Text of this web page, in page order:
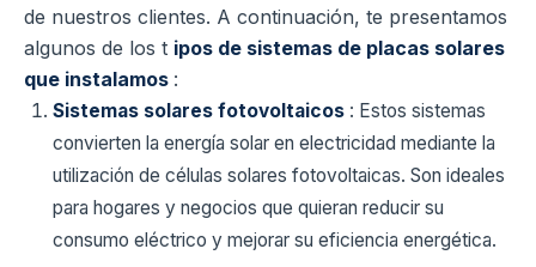
de nuestros clientes. A continuación, te presentamos
algunos de los t ipos de sistemas de placas solares
que instalamos :
Sistemas solares fotovoltaicos : Estos sistemas
convierten la energía solar en electricidad mediante la
utilización de células solares fotovoltaicas. Son ideales
para hogares y negocios que quieran reducir su
consumo eléctrico y mejorar su eficiencia energética.